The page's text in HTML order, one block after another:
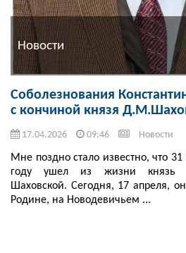
Новости
Соболезнования
с кончиной князя
17.04.2026 09:46 Новости
Мне поздно стало известно, что
году ушел из жизни князь
Шаховской. Сегодня, 17 апреля,
Родине, на Новодевичьем ...